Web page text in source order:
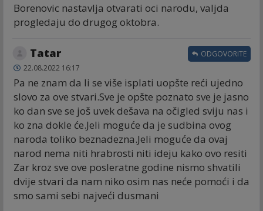
Borenovic nastavlja otvarati oci narodu, valjda
progledaju do drugog oktobra.
Tatar
22.08.2022 16:17
Pa ne znam da li se više isplati uopšte reći ujedno
slovo za ove stvari.Sve je opšte poznato sve je jasno
ko dan sve se još uvek dešava na očigled sviju nas i
ko zna dokle će.Jeli moguće da je sudbina ovog
naroda toliko beznadezna.Jeli moguće da ovaj
narod nema niti hrabrosti niti ideju kako ovo resiti
Zar kroz sve ove posleratne godine nismo shvatili
dvije stvari da nam niko osim nas neće pomoći i da
smo sami sebi najveći dusmani
ODGOVORITE